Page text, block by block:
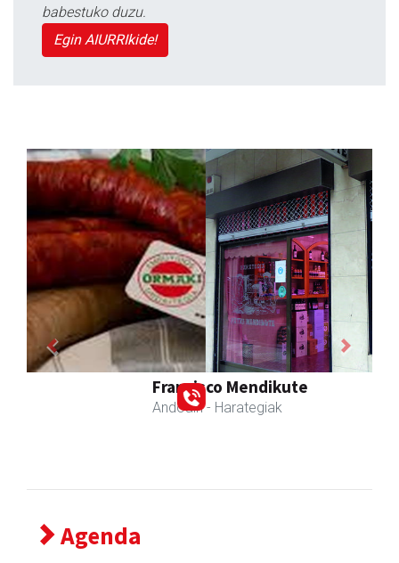
babestuko duzu.
Egin AIURRIkide!
Francisco Mendikute
- Harategiak
Previous Next
Agenda